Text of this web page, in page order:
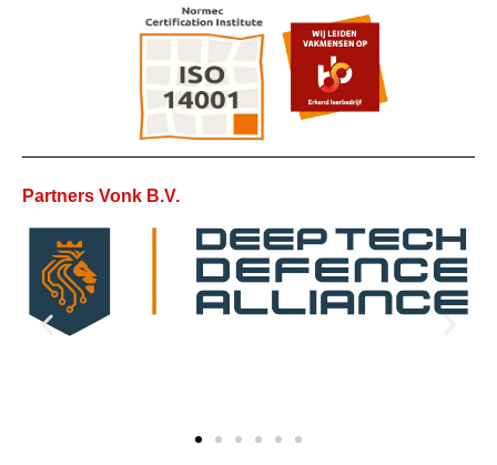
Partners Vonk B.V.